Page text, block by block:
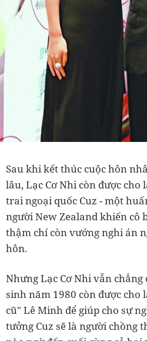
Sau khi kết thúc cuộc hôn
lâu, Lạc Cơ Nhi còn được
trai ngoại quốc Cuz - một
người New Zealand khiến cô
thậm chí còn vướng nghi án
hôn.
Nhưng Lạc Cơ Nhi vẫn
sinh năm 1980 còn được cho
cũ" Lê Minh để giúp cho sự
tưởng Cuz sẽ là người chồng